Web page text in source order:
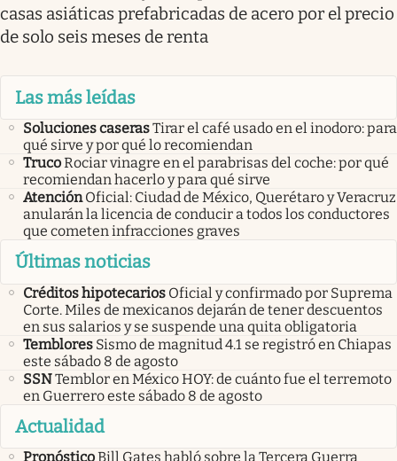
casas asiáticas prefabricadas de acero por el precio
de solo seis meses de renta
Las más leídas
Soluciones caserasTirar el café usado en el inodoro: para
qué sirve y por qué lo recomiendan
TrucoRociar vinagre en el parabrisas del coche: por qué
recomiendan hacerlo y para qué sirve
Atención Oficial: Ciudad de México, Querétaro y Veracruz
anularán la licencia de conducir a todos los conductores
que cometen infracciones graves
Últimas noticias
Créditos hipotecarios Oficial y confirmado por Suprema
Corte. Miles de mexicanos dejarán de tener descuentos
en sus salarios y se suspende una quita obligatoria
Temblores Sismo de magnitud 4.1 se registró en Chiapas
este sábado 8 de agosto
SSNTemblor en México HOY: de cuánto fue el terremoto
en Guerrero este sábado 8 de agosto
Actualidad
PronósticoBill Gates habló sobre la Tercera Guerra